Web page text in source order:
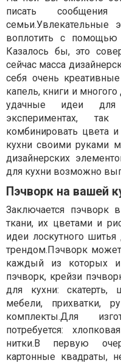
писать
семьи.Увлекательные
воплотить с
Казалось бы, это
сейчас масса
себя очень
капель, книги и
удачные идеи для
экспериментах,
комбинировать цвета
кухни своими руками
дизайнерских
для кухни возможно
Пэчворк на вашей
Заключается пэчворк
ткани, их цветами и
идеи лоскутного
трендом.Пэчворк
каждый из которых
пэчворк, крейзи
для кухни: скатерть,
мебели, прихватки,
комплекты.Для
потребуется:
нитки.В первую
картонные квадраты,